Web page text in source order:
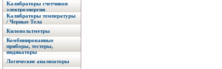
Калибраторы счетчиков
электроэнергии
Калибраторы температуры
/ Черные Тела
Киловольтметры
Комбинированные
приборы, тестеры,
индикаторы
Логические анализаторы